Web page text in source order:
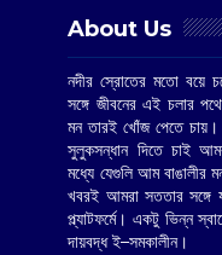
About Us
নদীর স্রোতের মতো বয়ে
সঙ্গে জীবনের এই চলার
মন তারই খোঁজ পেতে চায়।
সুলুকসন্ধান দিতে চাই
মধ্যে যেগুলি আম বাঙালীর
খবরই আমরা সততার
প্ল্যাটফর্মে। একটু ভিন্ন
দায়বদ্ধ ই–সমকালীন।